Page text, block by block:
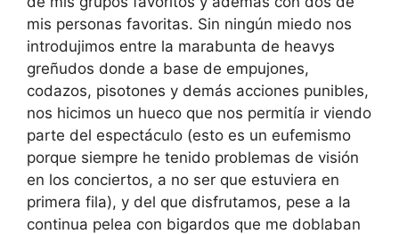
mis personas favoritas. Sin ningún miedo nos
introdujimos entre la marabunta de heavys
greñudos donde a base de empujones,
codazos, pisotones y demás acciones punibles,
nos hicimos un hueco que nos permitía ir viendo
parte del espectáculo (esto es un eufemismo
porque siempre he tenido problemas de visión
en los conciertos, a no ser que estuviera en
primera fila), y del que disfrutamos, pese a la
continua pelea con bigardos que me doblaban